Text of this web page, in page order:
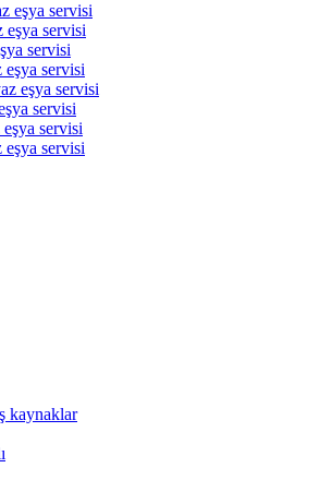
eşya servisi
eşya servisi
servisi
servisi
eşya servisi
servisi
servisi
servisi
kaynaklar